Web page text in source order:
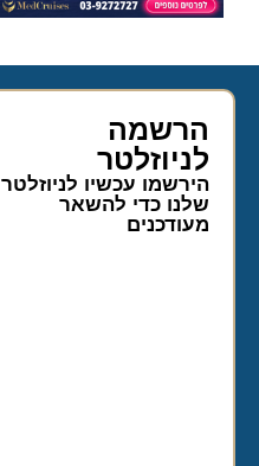
הרשמה
לניוזלטר​
הירשמו עכשיו לניוזלטר
שלנו כדי להשאר
מעודכנים